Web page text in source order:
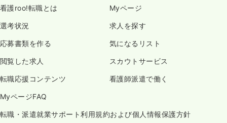
看護roo!転職とは Myページ
選考状況 求人を探す
応募書類を作る 気になるリスト
閲覧した求人 スカウトサービス
転職応援コンテンツ 看護師派遣で働く
MyページFAQ
転職・派遣就業サポート利用規約および個人情報保護方針